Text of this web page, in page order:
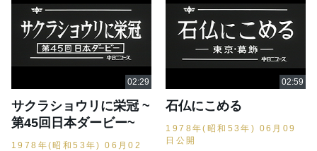
サクラショウリに栄冠 ~
第45回日本ダービー~
1978年(昭和53年) 06月02
石仏にこめる
1978年(昭和53年) 06月09
日公開